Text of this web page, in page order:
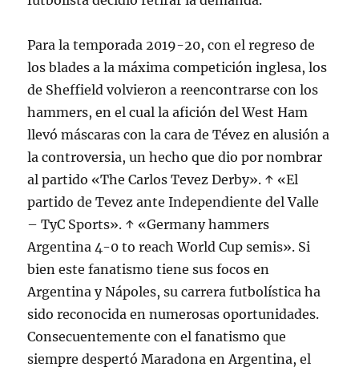
Para la temporada 2019-20, con el regreso de
los blades a la máxima competición inglesa, los
de Sheffield volvieron a reencontrarse con los
hammers, en el cual la afición del West Ham
llevó máscaras con la cara de Tévez en alusión a
la controversia, un hecho que dio por nombrar
al partido «The Carlos Tevez Derby». ↑ «El
partido de Tevez ante Independiente del Valle
– TyC Sports». ↑ «Germany hammers
Argentina 4-0 to reach World Cup semis». Si
bien este fanatismo tiene sus focos en
Argentina y Nápoles, su carrera futbolística ha
sido reconocida en numerosas oportunidades.
Consecuentemente con el fanatismo que
siempre despertó Maradona en Argentina, el